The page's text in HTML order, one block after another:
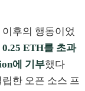
후의 행동이었
ETH를 초과
에 기부했다
립한 오픈 소스 프